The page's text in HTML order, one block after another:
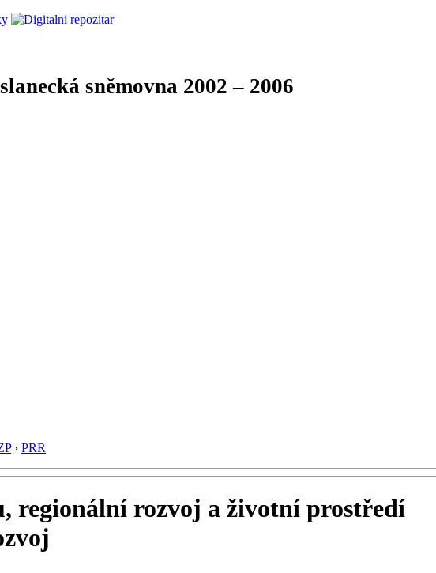
sněmovna 2002 – 2006
› PRR
regionální rozvoj a životní prostředí